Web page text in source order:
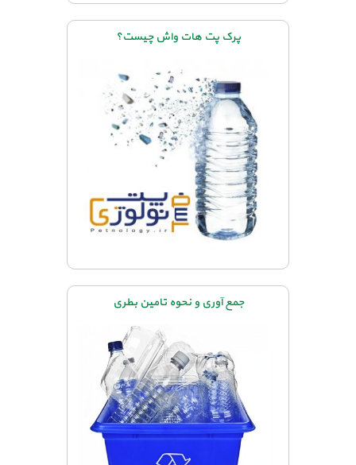
پرک پت هات واش چیست؟
جمع آوری و نحوه تامین بطری